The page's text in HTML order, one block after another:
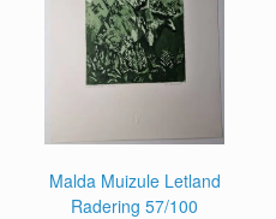
Malda Muizule Letland
Radering 57/100